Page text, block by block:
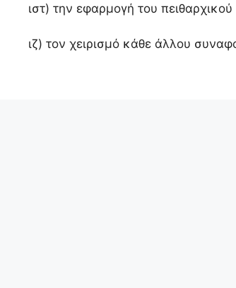
ιστ) την εφαρμογή του
ιζ) τον χειρισμό κάθε άλλου